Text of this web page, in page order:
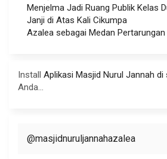
Menjelma Jadi Ruang Publik Kelas
Janji di Atas Kali Cikumpa
Azalea sebagai Medan
Install Aplikasi Masjid Nurul Jannah
Anda...
@masjidnuruljannahazalea